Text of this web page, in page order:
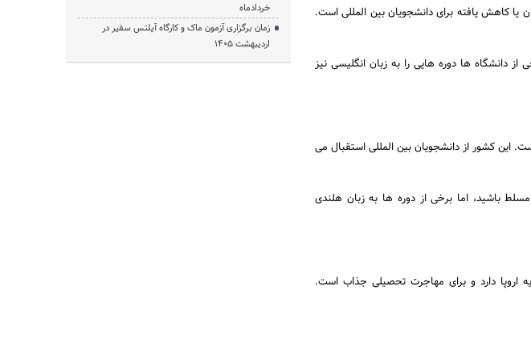
یا کاهش یافته برای دانشجویان بین المللی است.
از دانشگاه ها دوره هایی را به زبان انگلیسی نیز
این کشور از دانشجویان بین المللی استقبال می
باشید، اما برخی از دوره ها به زبان هلندی
اروپا دارد و برای مهاجرت تحصیلی جذاب است.
خردادماه
زمان برگزاری آزمون ماک و کارگاه آیلتس سفیر در
اردیبهشت 1405